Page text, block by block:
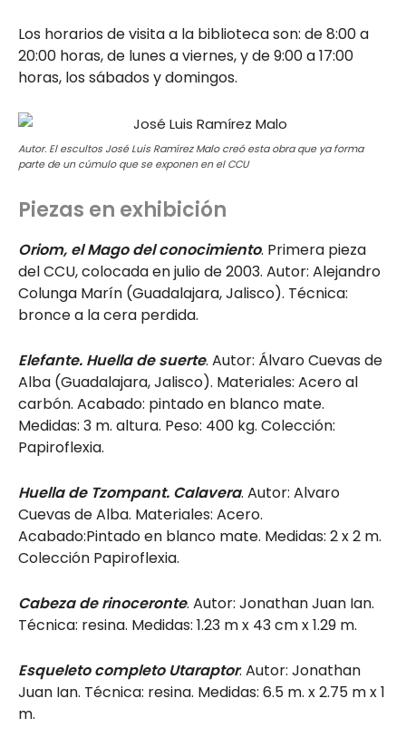
Los horarios de visita a la biblioteca son: de 8:00 a
20:00 horas, de lunes a viernes, y de 9:00 a 17:00
horas, los sábados y domingos.
Autor. El escultos José Luis Ramírez Malo creó esta obra que ya forma
parte de un cúmulo que se exponen en el CCU
Piezas en exhibición
Oriom, el Mago del conocimiento. Primera pieza
del CCU, colocada en julio de 2003. Autor: Alejandro
Colunga Marín (Guadalajara, Jalisco). Técnica:
bronce a la cera perdida.
Elefante. Huella de suerte. Autor: Álvaro Cuevas de
Alba (Guadalajara, Jalisco). Materiales: Acero al
carbón. Acabado: pintado en blanco mate.
Medidas: 3 m. altura. Peso: 400 kg. Colección:
Papiroflexia.
Huella de Tzompant. Calavera. Autor: Alvaro
Cuevas de Alba. Materiales: Acero.
Acabado:Pintado en blanco mate. Medidas: 2 x 2 m.
Colección Papiroflexia.
Cabeza de rinoceronte. Autor: Jonathan Juan Ian.
Técnica: resina. Medidas: 1.23 m x 43 cm x 1.29 m.
Esqueleto completo Utaraptor. Autor: Jonathan
Juan Ian. Técnica: resina. Medidas: 6.5 m. x 2.75 m x 1
m.